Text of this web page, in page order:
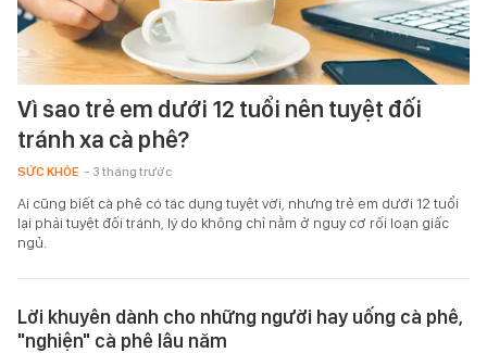
Vì sao trẻ em dưới 12 tuổi nên tuyệt đối
tránh xa cà phê?
SỨC KHỎE - 3 tháng trước
Ai cũng biết cà phê có tác dụng tuyệt vời, nhưng trẻ em dưới 12 tuổi
lại phải tuyệt đối tránh, lý do không chỉ nằm ở nguy cơ rối loạn giấc
ngủ.
Lời khuyên dành cho những người hay uống cà phê,
"nghiện" cà phê lâu năm